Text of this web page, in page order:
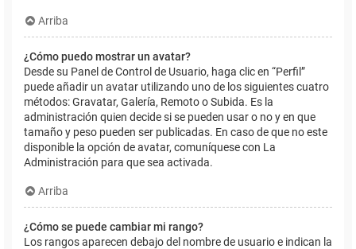
Arriba
¿Cómo puedo mostrar un avatar?
Desde su Panel de Control de Usuario, haga clic en “Perfil”
puede añadir un avatar utilizando uno de los siguientes cuatro
métodos: Gravatar, Galería, Remoto o Subida. Es la
administración quien decide si se pueden usar o no y en que
tamaño y peso pueden ser publicadas. En caso de que no este
disponible la opción de avatar, comuníquese con La
Administración para que sea activada.
Arriba
¿Cómo se puede cambiar mi rango?
Los rangos aparecen debajo del nombre de usuario e indican la